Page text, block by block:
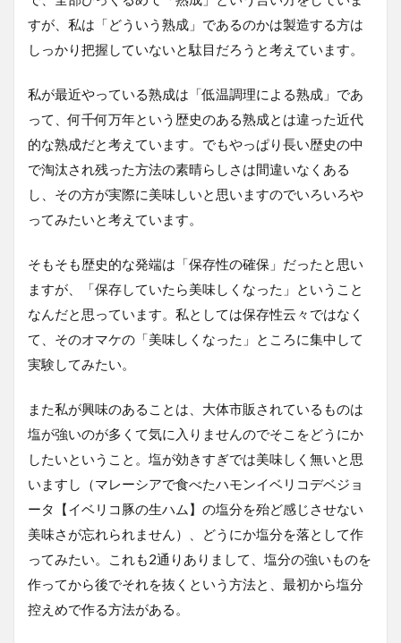
すが、私は「どういう熟成」であるのかは製造する方は
しっかり把握していないと駄目だろうと考えています。
私が最近やっている熟成は「低温調理による熟成」であ
って、何千何万年という歴史のある熟成とは違った近代
的な熟成だと考えています。でもやっぱり長い歴史の中
で淘汰され残った方法の素晴らしさは間違いなくある
し、その方が実際に美味しいと思いますのでいろいろや
ってみたいと考えています。
そもそも歴史的な発端は「保存性の確保」だったと思い
ますが、「保存していたら美味しくなった」ということ
なんだと思っています。私としては保存性云々ではなく
て、そのオマケの「美味しくなった」ところに集中して
実験してみたい。
また私が興味のあることは、大体市販されているものは
塩が強いのが多くて気に入りませんのでそこをどうにか
したいということ。塩が効きすぎでは美味しく無いと思
いますし（マレーシアで食べたハモンイベリコデベジョ
ータ【イベリコ豚の生ハム】の塩分を殆ど感じさせない
美味さが忘れられません）、どうにか塩分を落として作
ってみたい。これも2通りありまして、塩分の強いものを
作ってから後でそれを抜くという方法と、最初から塩分
控えめで作る方法がある。